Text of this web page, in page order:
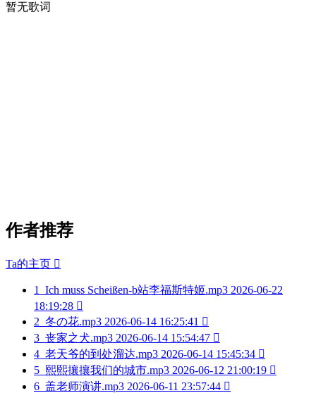
暂无歌词
作者推荐
Ta的主页 
1 Ich muss Scheißen-b站李福斯特姬.mp3 2026-06-22
18:19:28 
2 冬の花.mp3 2026-06-14 16:25:41 
3 丧家之犬.mp3 2026-06-14 15:54:47 
4 老天爷的到处溜达.mp3 2026-06-14 15:45:34 
5 熙熙攘攘我们的城市.mp3 2026-06-12 21:00:19 
6 盖老师演讲.mp3 2026-06-11 23:57:44 